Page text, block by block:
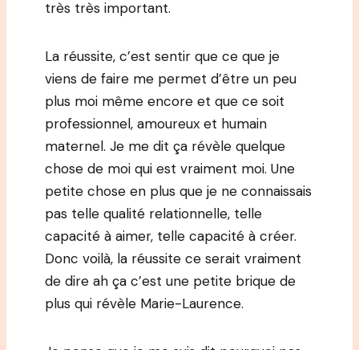
très très important.
La réussite, c’est sentir que ce que je
viens de faire me permet d’être un peu
plus moi même encore et que ce soit
professionnel, amoureux et humain
maternel. Je me dit ça révèle quelque
chose de moi qui est vraiment moi. Une
petite chose en plus que je ne connaissais
pas telle qualité relationnelle, telle
capacité à aimer, telle capacité à créer.
Donc voilà, la réussite ce serait vraiment
de dire ah ça c’est une petite brique de
plus qui révèle Marie-Laurence.